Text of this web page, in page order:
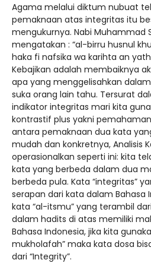
Agama melalui diktum nubuat
pemaknaan atas integritas itu
mengukurnya. Nabi Muhammad
mengatakan : “al-birru husnul
haka fi nafsika wa karihta an
Kebajikan adalah membaiknya
apa yang menggelisahkan
suka orang lain tahu. Tersurat
indikator integritas mari kita
kontrastif plus yakni
antara pemaknaan dua kata
mudah dan konkretnya, Analisis
operasionalkan seperti ini: kita
kata yang berbeda dalam dua
berbeda pula. Kata “integritas”
serapan dari kata dalam Bahasa
kata “al-itsmu” yang terambil
dalam hadits di atas memiliki
Bahasa Indonesia, jika kita
mukholafah” maka kata dosa
dari “Integrity”.